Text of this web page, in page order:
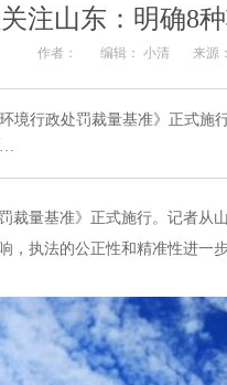
注山东：明确8
作者： 编辑： 小清 来源
境行政处罚裁量基准》正式
…
裁量基准》正式施行。记者
，执法的公正性和精准性进一步